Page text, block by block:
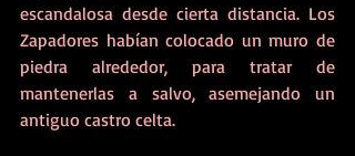
escandalosa desde cierta distancia. Los
Zapadores habían colocado un muro de
piedra alrededor, para tratar de
mantenerlas a salvo, asemejando un
antiguo castro celta.